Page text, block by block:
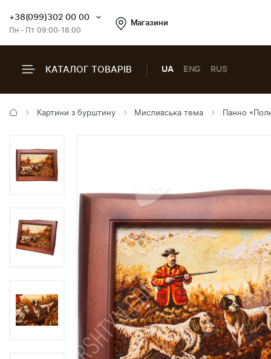
+38(099)302 00 00
Пн - Пт 09:00-18:00
Магазини
КАТАЛОГ ТОВАРІВ UA ENG RUS
Картини з бурштину Мисливська тема Панно